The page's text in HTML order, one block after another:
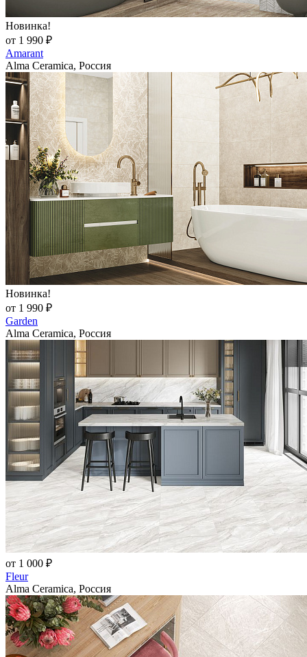
Новинка!
от 1 990 ₽
Amarant
Alma Ceramica, Россия
Новинка!
от 1 990 ₽
Garden
Alma Ceramica, Россия
от 1 000 ₽
Fleur
Alma Ceramica, Россия